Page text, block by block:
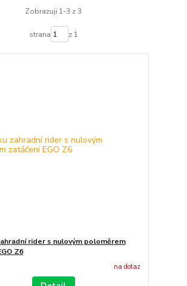
Zobrazuji 1-3 z 3
strana z 1
rider s nulovým poloměrem
Z6
na dotaz